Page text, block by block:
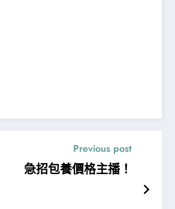
Previous post
急招包養價格主播！